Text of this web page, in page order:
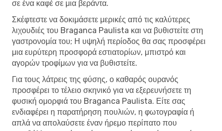
σε ένα καφέ σε μια βεράντα.
Σκέφτεστε να δοκιμάσετε μερικές από τις καλύτερες
λιχουδιές του Braganca Paulista και να βυθιστείτε στη
γαστρονομία του; Η υψηλή περίοδος θα σας προσφέρει
μια ευρύτερη προσφορά εστιατορίων, μπιστρό και
αγορών τροφίμων για να βυθιστείτε.
Για τους λάτρεις της φύσης, ο καθαρός ουρανός
προσφέρει το τέλειο σκηνικό για να εξερευνήσετε τη
φυσική ομορφιά του Braganca Paulista. Είτε σας
ενδιαφέρει η παρατήρηση πουλιών, η φωτογραφία ή
απλά να απολαύσετε έναν ήρεμο περίπατο που